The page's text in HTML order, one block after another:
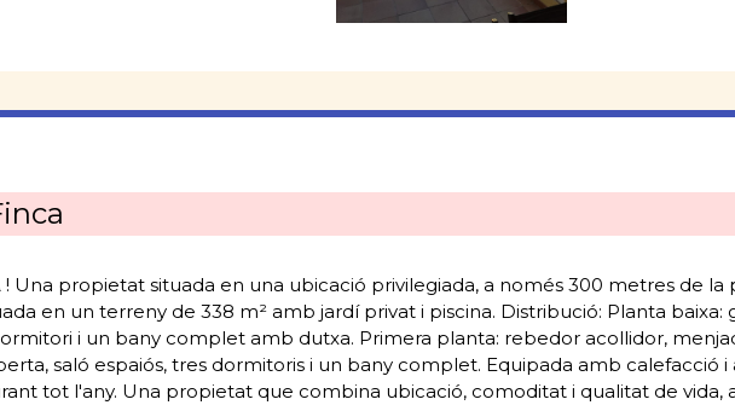
! Una propietat situada en una ubicació privilegiada, a només 300 metres de la
en un terreny de 338 m² amb jardí privat i piscina. Distribució: Planta baixa:
i un bany complet amb dutxa. Primera planta: rebedor acollidor,
saló espaiós, tres dormitoris i un bany complet. Equipada amb calefacció
tot l'any. Una propietat que combina ubicació, comoditat i qualitat de vida,